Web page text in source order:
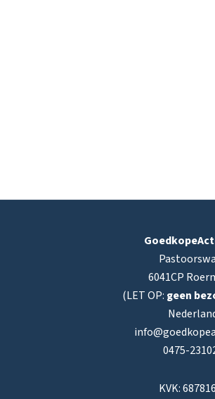
6041CP
(LET OP: geen
0475-
KVK: